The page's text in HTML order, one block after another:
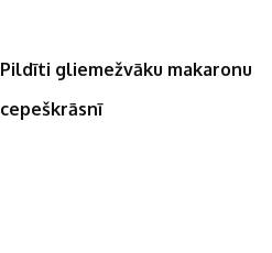
Pildīti gliemežvāku makaronu
cepeškrāsnī